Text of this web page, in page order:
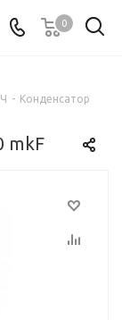
0
- Конденсатор
mkF